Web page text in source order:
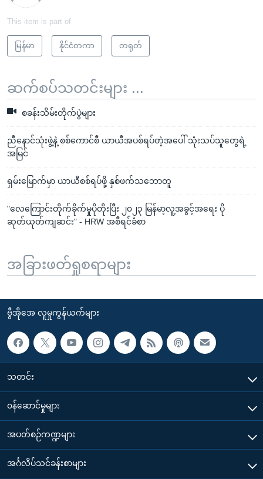
This item is part of
မြန်မာ နိုင်ငံတကာ တရုတ်
ဆက်စပ်သတင်းများ ...
စခန်းသိမ်းတိုက်ပွဲများ
ညီနောင်သုံးဖွဲ့နဲ့ စစ်ကောင်စီ ယာယီအပစ်ရပ်တဲ့အပေါ် သုံးသပ်သူတွေရဲ့
အမြင်
ရှမ်းမြောက်မှာ ယာယီစစ်ရပ်ဖို့ နှစ်ဖက်သဘောတူ
"လေကြောင်းတိုက်ခိုက်မှုပိုတိုးပြီး ၂၀၂၃ မြန်မာ့လူ့အခွင့်အရေး ပို
ဆုတ်ယုတ်ကျဆင်း" - HRW အစီရင်ခံစာ
အခြားဖတ်ရှုစရာများ
ဗွီအိုအေ လူမှုကွန်ယက်များ
သတင်း
၀န်ဆောင်မှုများ
အပတ်စဉ်ကဏ္ဍများ
အင်္ဂလိပ်သင်ခန်းစာများ